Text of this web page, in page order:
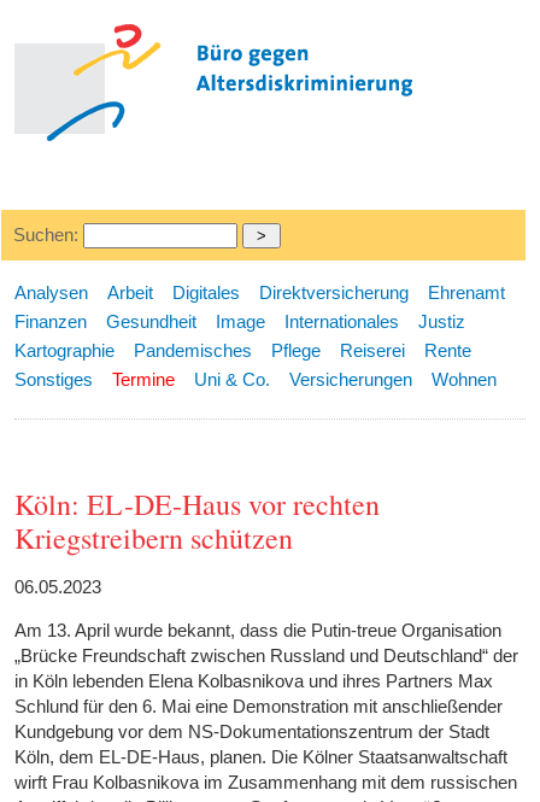
Suchen:
Analysen Arbeit Digitales Direktversicherung
Ehrenamt
Finanzen
Gesundheit Image Internationales
Justiz
Kartographie
Pandemisches Pflege Reiserei
Rente
Sonstiges
Termine Uni & Co. Versicherungen Wohnen
Köln: EL-DE-Haus vor rechten
Kriegstreibern schützen
06.05.2023
Am 13. April wurde bekannt, dass die Putin-treue Organisation
„Brücke Freundschaft zwischen Russland und Deutschland“ der
in Köln lebenden Elena Kolbasnikova und ihres Partners Max
Schlund für den 6. Mai eine Demonstration mit anschließender
Kundgebung vor dem NS-Dokumentationszentrum der Stadt
Köln, dem EL-DE-Haus, planen. Die Kölner Staatsanwaltschaft
wirft Frau Kolbasnikova im Zusammenhang mit dem russischen